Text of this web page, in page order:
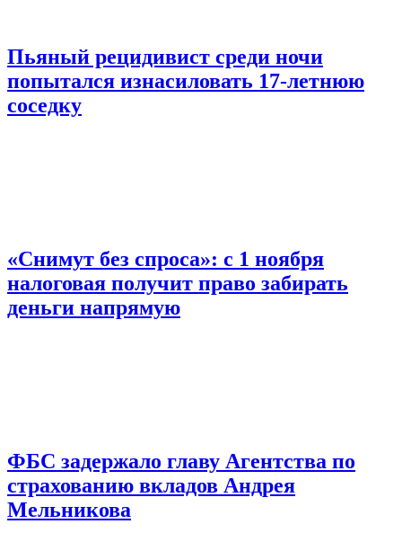
Пьяный рецидивист среди ночи
попытался изнасиловать 17-летнюю
соседку
«Снимут без спроса»: с 1 ноября
налоговая получит право забирать
деньги напрямую
ФБС задержало главу Агентства по
страхованию вкладов Андрея
Мельникова